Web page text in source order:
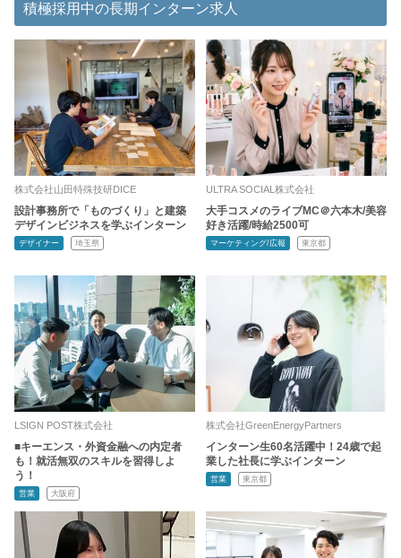
積極採用中の長期インターン求人
株式会社山田特殊技研DICE
設計事務所で「ものづくり」と建築
デザインビジネスを学ぶインターン
デザイナー 埼玉県
ULTRA SOCIAL株式会社
大手コスメのライブMC＠六本木/美容
好き活躍/時給2500可
マーケティング/広報 東京都
LSIGN POST株式会社
■キーエンス・外資金融への内定者
も！就活無双のスキルを習得しよ
う！
営業 大阪府
株式会社GreenEnergyPartners
インターン生60名活躍中！24歳で起
業した社長に学ぶインターン
営業 東京都